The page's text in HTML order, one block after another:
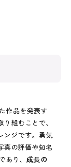
作品を発表す
組むことで、
ンジです。勇気
真の評価や知名
あり、 成長の